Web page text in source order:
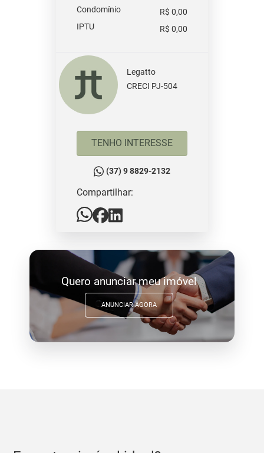
Condomínio
R$ 0,00
IPTU
R$ 0,00
Legatto
CRECI PJ-504
TENHO INTERESSE
(37) 9 8829-2132
Compartilhar:
Quero anunciar meu imóvel
ANUNCIAR AGORA